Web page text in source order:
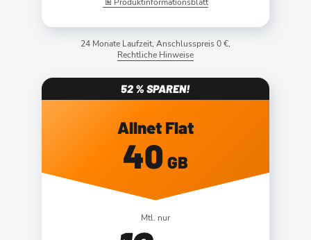
24 Monate Laufzeit, Anschlusspreis 0 €,
Rechtliche Hinweise
52 % SPAREN!
Allnet Flat
40 GB
Mtl. nur